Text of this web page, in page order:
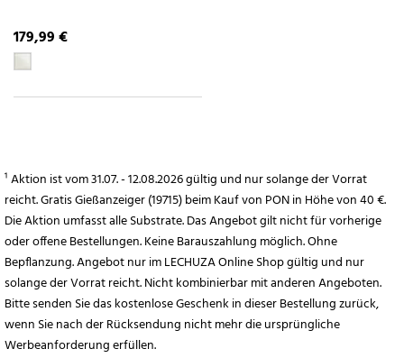
179,99 €
¹ Aktion ist vom 31.07. - 12.08.2026 gültig und nur solange der Vorrat
reicht. Gratis Gießanzeiger (19715) beim Kauf von PON in Höhe von 40 €.
Die Aktion umfasst alle Substrate. Das Angebot gilt nicht für vorherige
oder offene Bestellungen. Keine Barauszahlung möglich. Ohne
Bepflanzung. Angebot nur im LECHUZA Online Shop gültig und nur
solange der Vorrat reicht. Nicht kombinierbar mit anderen Angeboten.
Bitte senden Sie das kostenlose Geschenk in dieser Bestellung zurück,
wenn Sie nach der Rücksendung nicht mehr die ursprüngliche
Werbeanforderung erfüllen.